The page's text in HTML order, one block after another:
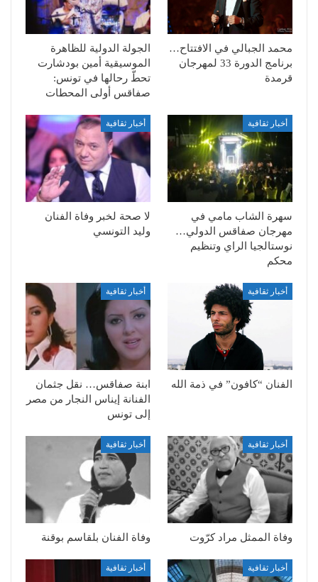
محمد الجبالي في الافتتاح…
برنامج الدورة 33 لمهرجان
قرمدة
الجولة الدولية للظاهرة
الموسيقية أمين بودشارت
تحطّ رحالها في تونس:
صفاقس أولى المحطات
أخبار ثقافية
سهرة الشاب مامي في
مهرجان صفاقس الدولي…
نوستالجيا الراي وتنظيم
محكم
أخبار ثقافية
لا صحة لخبر وفاة الفنان
وليد التونسي
أخبار ثقافية
الفنان “كافون” في ذمة الله
أخبار ثقافية
ابنة صفاقس… نقل جثمان
الفنانة إيناس النجار من مصر
إلى تونس
أخبار ثقافية
وفاة الممثل مراد كرّوت
أخبار ثقافية
وفاة الفنان بلقاسم بوقنة
أخبار ثقافية أخبار ثقافية